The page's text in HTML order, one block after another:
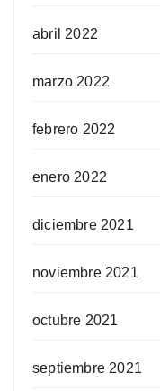
abril 2022
marzo 2022
febrero 2022
enero 2022
diciembre 2021
noviembre 2021
octubre 2021
septiembre 2021